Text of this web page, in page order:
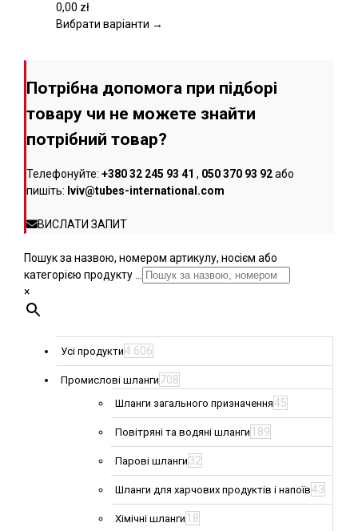
на
0,00 zł
Вибрати варіанти →
Потрібна допомога при підборі
товару чи не можете знайти
потрібний товар?
Телефонуйте: +380 32 245 93 41 , 050 370 93 92або
пишіть: lviv@tubes-international.com
ВИСЛАТИ ЗАПИТ
Пошук за назвою, номером артикулу, носієм або
категорією продукту ...
×
Усі продукти4 606
Промислові шланги 708
Шланги загального призначення45
Повітряні та водяні шланги 189
Парові шланги 32
Шланги для харчових продуктів і напоїв43
Хімічні шланги 18